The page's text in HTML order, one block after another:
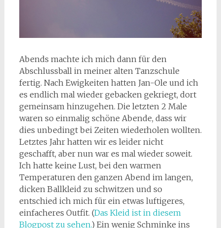
Abends machte ich mich dann für den
Abschlussball in meiner alten Tanzschule
fertig. Nach Ewigkeiten hatten Jan-Ole und ich
es endlich mal wieder gebacken gekriegt, dort
gemeinsam hinzugehen. Die letzten 2 Male
waren so einmalig schöne Abende, dass wir
dies unbedingt bei Zeiten wiederholen wollten.
Letztes Jahr hatten wir es leider nicht
geschafft, aber nun war es mal wieder soweit.
Ich hatte keine Lust, bei den warmen
Temperaturen den ganzen Abend im langen,
dicken Ballkleid zu schwitzen und so
entschied ich mich für ein etwas luftigeres,
einfacheres Outfit. (Das Kleid ist in diesem
Blogpost zu sehen.) Ein wenig Schminke ins